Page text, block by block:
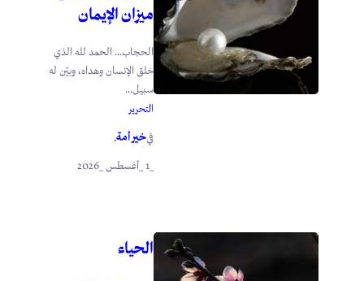
ميزان الإيمان
الحجاب… الحمد لله الذي
خلق الإنسان وهداه، وبيّن له
سبيل...
التحرير
فيخير أمة.
_1 _أغسطس _2026
الحياء